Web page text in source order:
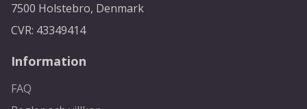
7500 Holstebro, Denmark
CVR: 43349414
Information
FAQ